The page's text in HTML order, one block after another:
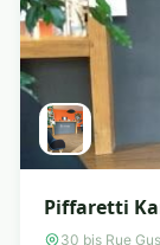
Piffaretti
30 bis Rue